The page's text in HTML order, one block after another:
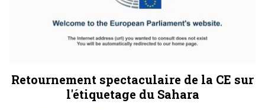
Retournement spectaculaire de la CE sur
l'étiquetage du Sahara